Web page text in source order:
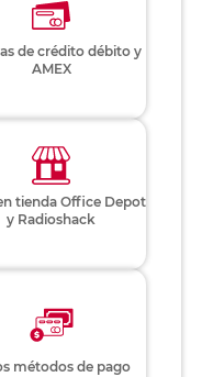
de crédito débito y
AMEX
tienda Office Depot
y Radioshack
métodos de pago